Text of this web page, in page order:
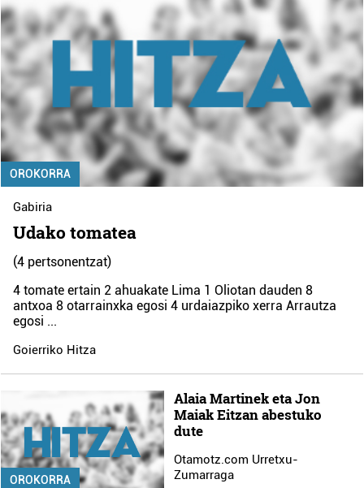
OROKORRA
Gabiria
Udako tomatea
(4 pertsonentzat)
4 tomate ertain 2 ahuakate Lima 1 Oliotan dauden 8
antxoa 8 otarrainxka egosi 4 urdaiazpiko xerra Arrautza
egosi ...
Goierriko Hitza
OROKORRA
Alaia Martinek eta Jon
Maiak Eitzan abestuko
dute
Otamotz.com Urretxu-
Zumarraga